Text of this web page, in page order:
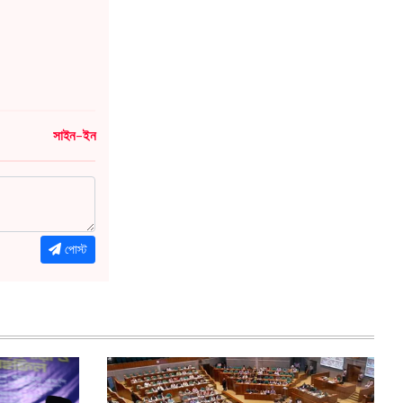
সাইন-ইন
পোস্ট